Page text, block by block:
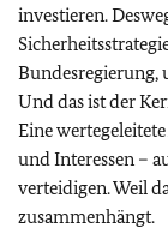
investieren.
Bundesregierung,
Und das ist der
Eine
und Interessen –
verteidigen. Weil
zusammenhängt.